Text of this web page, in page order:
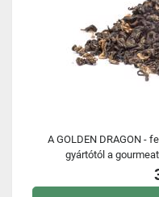
A GOLDEN DRAGON -
gyártótól a